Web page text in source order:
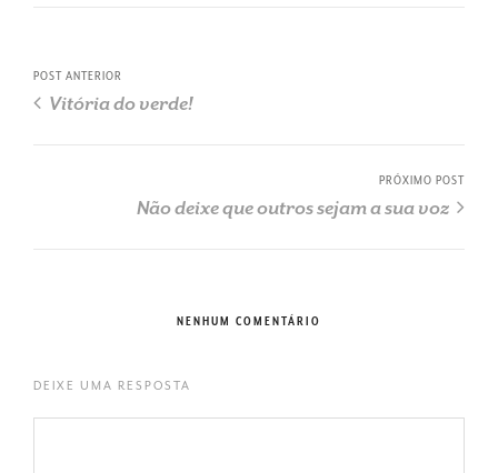
POST ANTERIOR
Vitória do verde!
PRÓXIMO POST
Não deixe que outros sejam a sua voz
NENHUM COMENTÁRIO
DEIXE UMA RESPOSTA